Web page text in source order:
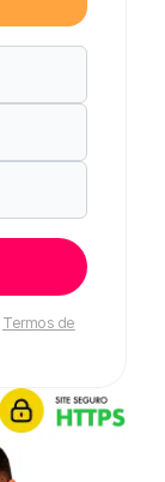
Termos de